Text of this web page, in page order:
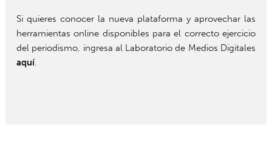
Si quieres conocer la nueva plataforma y aprovechar las
herramientas online disponibles para el correcto ejercicio
del periodismo, ingresa al Laboratorio de Medios Digitales
aquí.